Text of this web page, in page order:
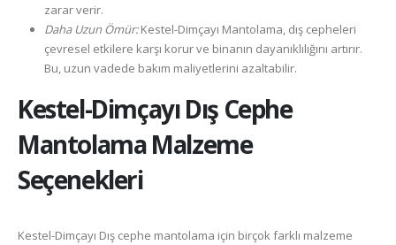
zarar verir.
Daha Uzun Ömür:Kestel-Dimçayı Mantolama, dış cepheleri
çevresel etkilere karşı korur ve binanın dayanıklılığını artırır.
Bu, uzun vadede bakım maliyetlerini azaltabilir.
Kestel-DimçayıDış Cephe
Mantolama Malzeme
Seçenekleri
Kestel-Dimçayı Dış cephe mantolama için birçok farklı malzeme